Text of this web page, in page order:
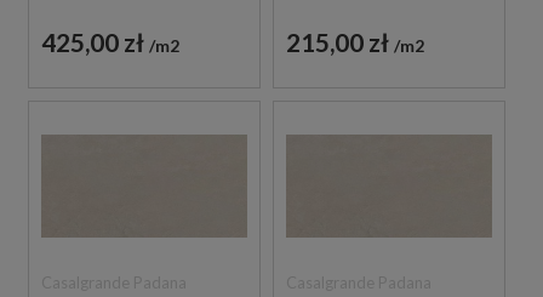
425,00 zł m2 215,00 zł m2